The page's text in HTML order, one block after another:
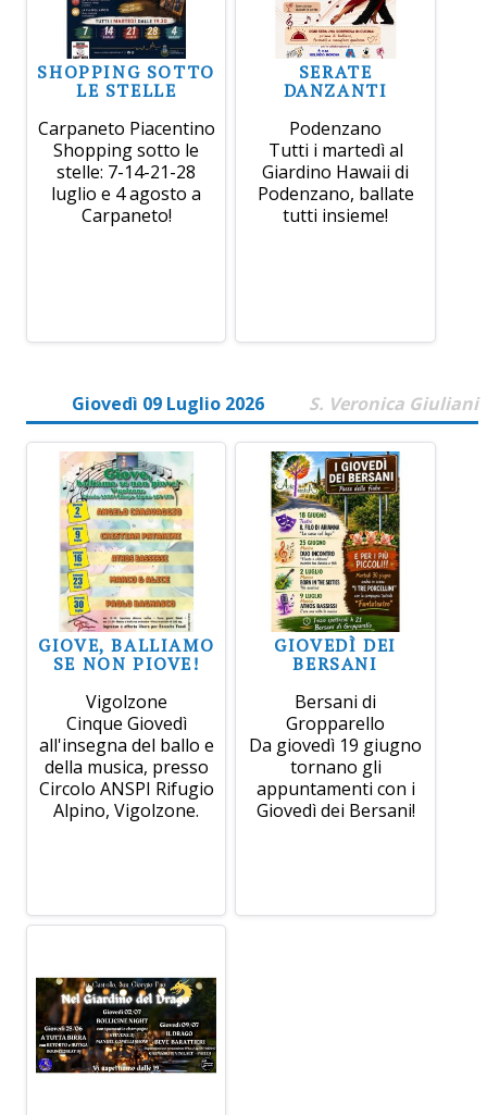
SHOPPING SOTTO
LE STELLE
Carpaneto Piacentino
Shopping sotto le
stelle: 7-14-21-28
luglio e 4 agosto a
Carpaneto!
SERATE
DANZANTI
Podenzano
Tutti i martedì al
Giardino Hawaii di
Podenzano, ballate
tutti insieme!
Giovedì 09 Luglio 2026 S. Veronica Giuliani
GIOVE, BALLIAMO
SE NON PIOVE!
Vigolzone
Cinque Giovedì
all'insegna del ballo e
della musica, presso
Circolo ANSPI Rifugio
Alpino, Vigolzone.
GIOVEDÌ DEI
BERSANI
Bersani di
Gropparello
Da giovedì 19 giugno
tornano gli
appuntamenti con i
Giovedì dei Bersani!